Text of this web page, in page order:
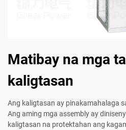
Matibay na mga
kaligtasan
Ang kaligtasan ay pinakamahalaga
Ang aming mga assembly ay
kaligtasan na protektahan ang